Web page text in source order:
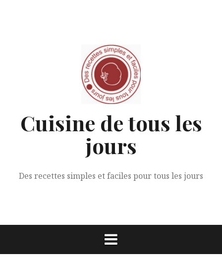
Cuisine de tous les
jours
Des recettes simples et faciles pour tous les jours